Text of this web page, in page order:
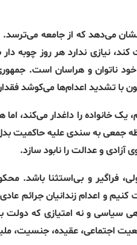
می‌دهد که از جامعه می‌ترسد.
نیازی ندارد هر روز چوبه دار
ناتوان و هراسان است.
با تشدید اعدام‌ها می‌کوشد
یک خانواده را داغدار می‌کند،
جمعی به سندی علیه حاکمیت
آزادی و عدالت را نابود سازد.
فراگیر و بی‌استثنا باشد.
و اعدام زندانیان جرائم
سیاسی و نه امتیازی که دولت
اجتماعی، عقیده، جنسیت،